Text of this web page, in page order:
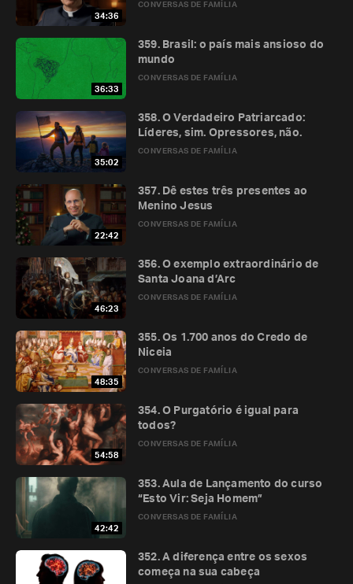
34:36
CONVERSAS DE FAMÍLIA
36:33
CONVERSAS DE FAMÍLIA
359. Brasil: o país mais ansioso do
mundo
35:02
CONVERSAS DE FAMÍLIA
358. O Verdadeiro Patriarcado:
Líderes, sim. Opressores, não.
22:42
CONVERSAS DE FAMÍLIA
357. Dê estes três presentes ao
Menino Jesus
46:23
CONVERSAS DE FAMÍLIA
356. O exemplo extraordinário de
Santa Joana d’Arc
48:35
CONVERSAS DE FAMÍLIA
355. Os 1.700 anos do Credo de
Niceia
54:58
CONVERSAS DE FAMÍLIA
354. O Purgatório é igual para
todos?
42:42
CONVERSAS DE FAMÍLIA
353. Aula de Lançamento do curso
“Esto Vir: Seja Homem”
352. A diferença entre os sexos
começa na sua cabeça